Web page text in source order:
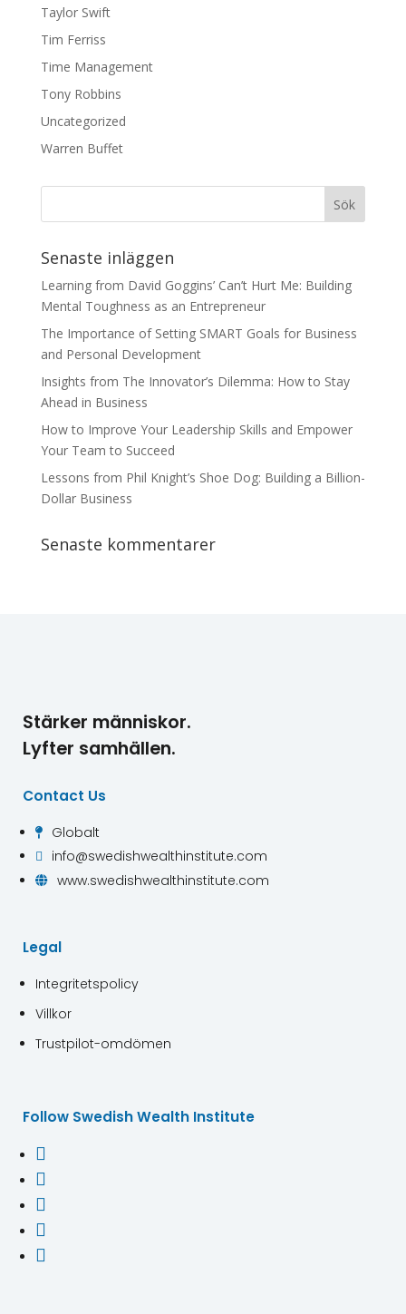
Taylor Swift
Tim Ferriss
Time Management
Tony Robbins
Uncategorized
Warren Buffet
Senaste inläggen
Learning from David Goggins’ Can’t Hurt Me: Building
Mental Toughness as an Entrepreneur
The Importance of Setting SMART Goals for Business
and Personal Development
Insights from The Innovator’s Dilemma: How to Stay
Ahead in Business
How to Improve Your Leadership Skills and Empower
Your Team to Succeed
Lessons from Phil Knight’s Shoe Dog: Building a Billion-
Dollar Business
Senaste kommentarer
Stärker människor.
Lyfter samhällen.
Contact Us
 Globalt
 info@swedishwealthinstitute.com
 www.swedishwealthinstitute.com
Legal
Integritetspolicy
Villkor
Trustpilot-omdömen
Follow Swedish Wealth Institute




